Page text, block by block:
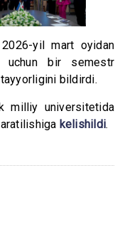
2026-yil mart oyidan
uchun bir semestr
bildirdi.
milliy universitetida
kelishildi.